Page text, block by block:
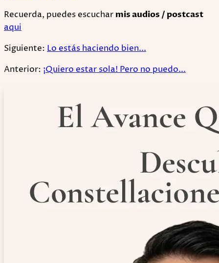
Recuerda, puedes escuchar mis audios / postcast
aqui
Siguiente: Lo estás haciendo bien...
Anterior: ¡Quiero estar sola! Pero no puedo...